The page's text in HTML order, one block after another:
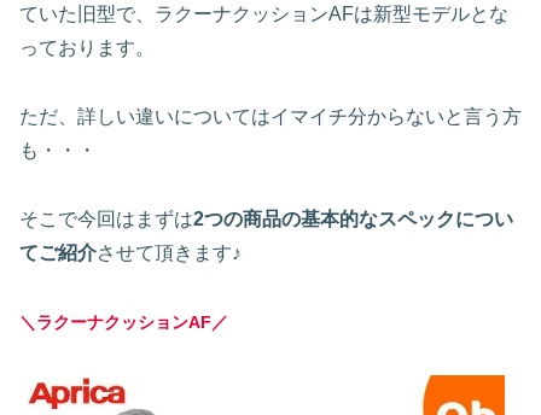
ていた旧型で、ラクーナクッションAFは新型モデルとな
っております。
ただ、詳しい違いについてはイマイチ分からないと言う方
も・・・
そこで今回はまずは2つの商品の基本的なスペックについ
てご紹介させて頂きます♪
＼ラクーナクッションAF／